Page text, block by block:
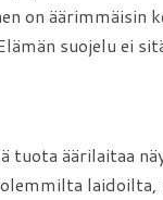
on äärimmäisin
suojelu ei
tuota äärilaitaa
laidoilta,